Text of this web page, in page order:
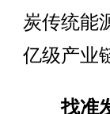
炭传统能
亿级产业
找准